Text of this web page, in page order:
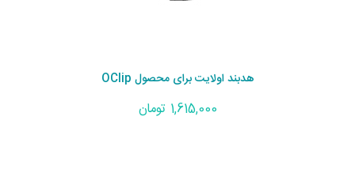
هدبند اولایت برای محصول OClip
1,615,000 تومان